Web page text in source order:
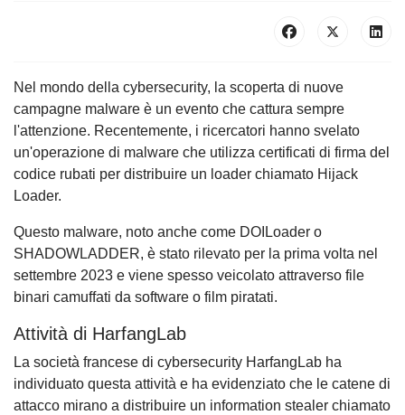
Nel mondo della cybersecurity, la scoperta di nuove
campagne malware è un evento che cattura sempre
l'attenzione. Recentemente, i ricercatori hanno svelato
un'operazione di malware che utilizza certificati di firma del
codice rubati per distribuire un loader chiamato Hijack
Loader.
Questo malware, noto anche come DOILoader o
SHADOWLADDER, è stato rilevato per la prima volta nel
settembre 2023 e viene spesso veicolato attraverso file
binari camuffati da software o film piratati.
Attività di HarfangLab
La società francese di cybersecurity HarfangLab ha
individuato questa attività e ha evidenziato che le catene di
attacco mirano a distribuire un information stealer chiamato